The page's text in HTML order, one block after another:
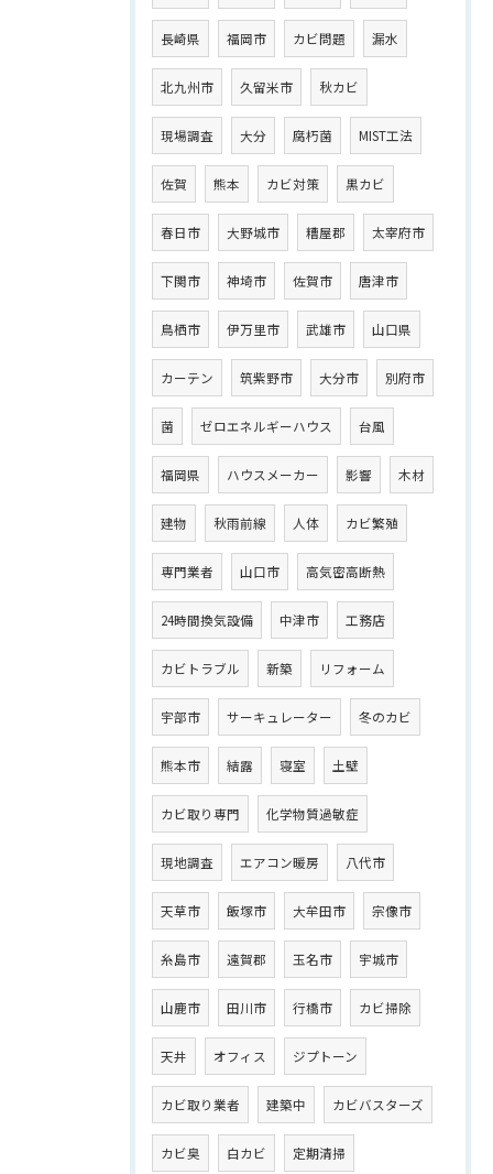
長崎県 福岡市 カビ問題 漏水
北九州市 久留米市 秋カビ
現場調査 大分 腐朽菌 MIST工法
佐賀 熊本 カビ対策 黒カビ
春日市 大野城市 糟屋郡 太宰府市
下関市 神埼市 佐賀市 唐津市
鳥栖市 伊万里市 武雄市 山口県
カーテン 筑紫野市 大分市 別府市
菌 ゼロエネルギーハウス 台風
福岡県 ハウスメーカー 影響 木材
建物 秋雨前線 人体 カビ繁殖
専門業者 山口市 高気密高断熱
24時間換気設備 中津市 工務店
カビトラブル 新築 リフォーム
宇部市 サーキュレーター 冬のカビ
熊本市 結露 寝室 土壁
カビ取り専門 化学物質過敏症
現地調査 エアコン暖房 八代市
天草市 飯塚市 大牟田市 宗像市
糸島市 遠賀郡 玉名市 宇城市
山鹿市 田川市 行橋市 カビ掃除
天井 オフィス ジプトーン
カビ取り業者 建築中 カビバスターズ
カビ臭 白カビ 定期清掃